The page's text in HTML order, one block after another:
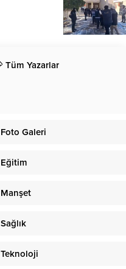
Tüm Yazarlar
Foto Galeri
Eğitim
Manşet
Sağlık
Teknoloji